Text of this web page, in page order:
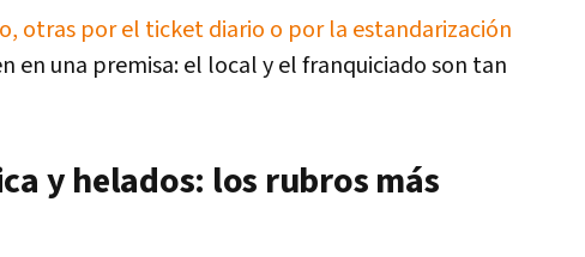
otras por el ticket diario o por la estandarización
en una premisa: el local y el franquiciado son tan
y helados: los rubros más